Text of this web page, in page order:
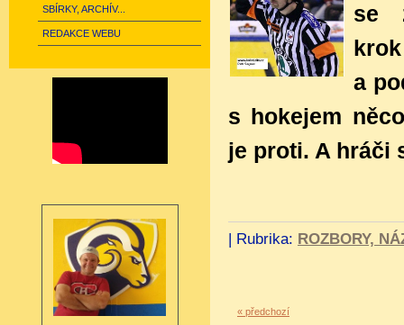
SBÍRKY, ARCHÍV...
REDAKCE WEBU
se
a
s hokejem
je proti. A hráči
| Rubrika: ROZBORY,
« předchozí